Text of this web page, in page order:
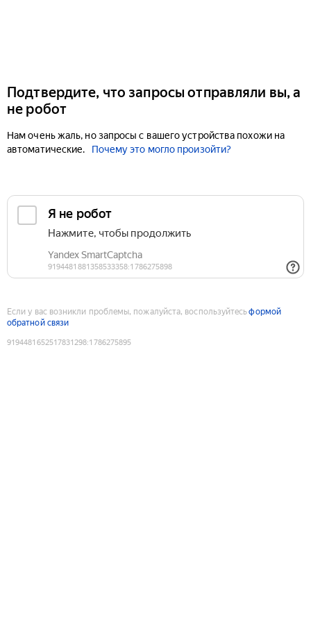
Подтвердите, что запросы отправляли вы, а
не робот
Нам очень жаль, но запросы с вашего устройства похожи на
автоматические.
Почему это могло произойти?
Если у вас возникли проблемы, пожалуйста, воспользуйтесьформой
обратной связи
9194481652517831298:1786275895